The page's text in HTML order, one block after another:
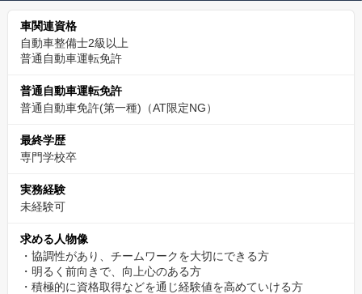
車関連資格
自動車整備士2級以上
普通自動車運転免許
普通自動車運転免許
普通自動車免許(第一種)（AT限定NG）
最終学歴
専門学校卒
実務経験
未経験可
求める人物像
・協調性があり、チームワークを大切にできる方
・明るく前向きで、向上心のある方
・積極的に資格取得などを通じ経験値を高めていける方